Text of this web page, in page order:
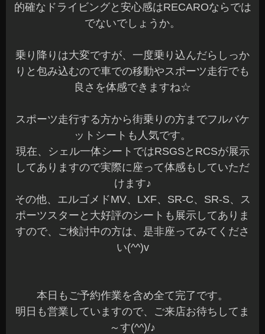
的確なドライビングと安心感はRECAROならでは
でないでしょうか。
乗り降りは大変ですが、一度乗り込んだらしっか
りと包み込むので車での移動やスポーツ走行でも
良さを体感できますね☆
スポーツ走行する方から街乗りの方までフルバケ
ットシートも人気です。
現在、シェル一体シートではRSGSとRCSが展示
してありますので実際に座って体感もしていただ
けます♪
その他、エルゴメドMV、LXF、SR-C、SR-S、ス
ポーツスターと大好評のシートも展示してありま
すので、ご検討中の方は、是非座ってみてくださ
い(^^)v
本日もご予約作業を含め全て完了です。
明日も営業していますので、ご来店お待ちしてま
～す(^^)/♪